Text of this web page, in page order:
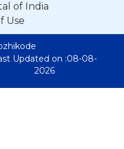
of India
Use
Updated on :08-08-
2026